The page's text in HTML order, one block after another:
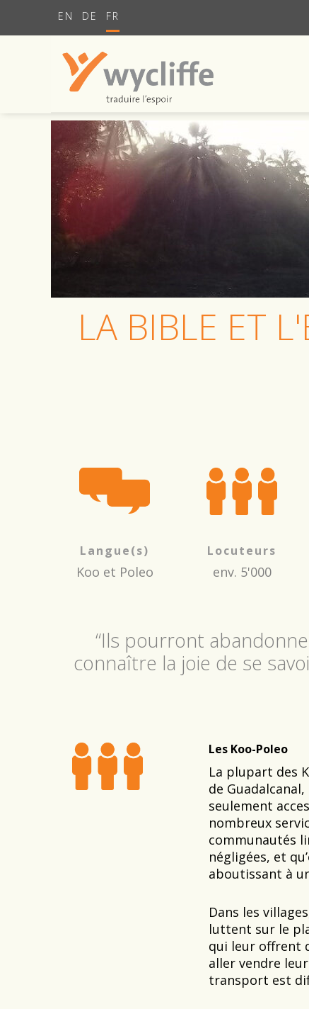
EN DE FR
LA BIBLE ET
Langue(s)
Koo et Poleo
Locuteurs
env. 5'000
“Ils pourront
connaître la joie de se
Les Koo-Poleo
La plupart des
de
seulement
nombreux
communautés
négligées, et
aboutissant à
Dans les
luttent sur le
qui leur offrent
aller vendre
transport est